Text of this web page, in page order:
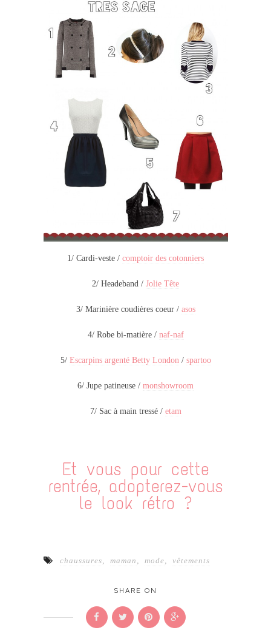
1/ Cardi-veste / comptoir des cotonniers
2/ Headeband / Jolie Tête
3/ Marinière coudières coeur / asos
4/ Robe bi-matière / naf-naf
5/ Escarpins argenté Betty London / spartoo
6/ Jupe patineuse / monshowroom
7/ Sac à main tressé / etam
Et vous pour cette
rentrée, adopterez-vous
le look rétro ?
chaussures maman mode vêtements
SHARE ON